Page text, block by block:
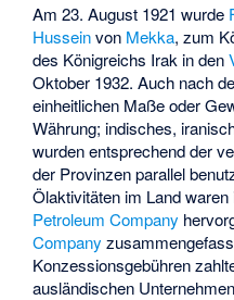
Am 23. August 1921 wurde
Husseinvon Mekka, zum
des Königreichs Irak in den
Oktober 1932. Auch nach
einheitlichen Maße oder
Währung; indisches,
wurden entsprechend der
der Provinzen parallel
Ölaktivitäten im Land
Petroleum Company
Company
Konzessionsgebühren
ausländischen